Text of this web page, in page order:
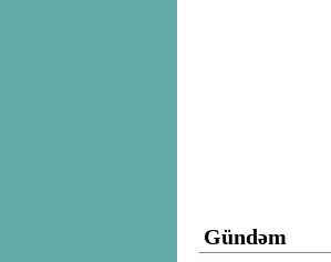
Gündəm